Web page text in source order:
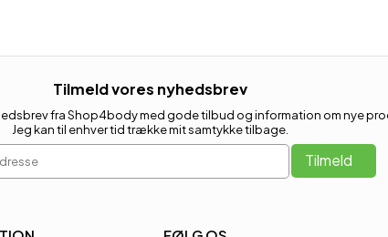
Tilmeld vores nyhedsbrev
fra Shop4body med gode tilbud og information om nye
Jeg kan til enhver tid trække mit samtykke tilbage.
Tilmeld